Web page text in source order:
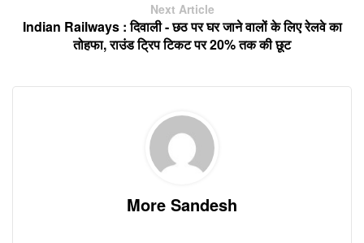
Next Article
Indian Railways : दिवाली - छठ पर घर जाने वालों के लिए रेलवे का
तोहफा, राउंड ट्रिप टिकट पर 20% तक की छूट
More Sandesh